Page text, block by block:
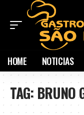
HOME NOTICIAS
TAG:BRUNO